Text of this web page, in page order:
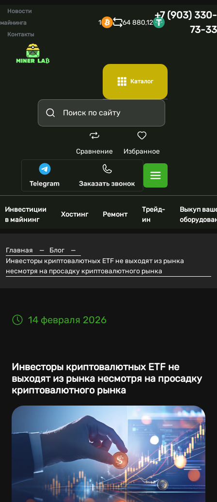
Новости
майнинга
Контакты
1 64 880,12
+7 (903) 330-
73-33
Каталог
Сравнение Избранное
Инвестиции
в майнинг
Хостинг Ремонт
Трейд-
ин
Выкуп
Главная — Блог
—
Инвесторы криптовалютных ETF не выходят из рынка
несмотря на просадку криптовалютного рынка
14 февраля 2026
Инвесторы криптовалютных ETF не
выходят из рынка несмотря на просадку
криптовалютного рынка